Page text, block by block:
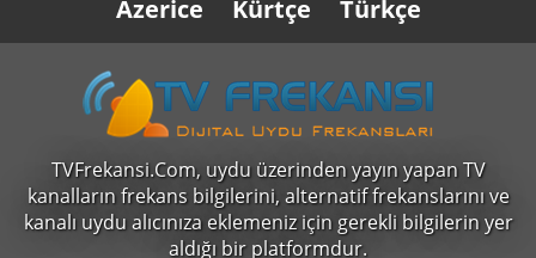
Azerice Kürtçe Türkçe
TVFrekansi.Com,uydu üzerinden yayın yapan TV
kanalların frekans bilgilerini, alternatif frekanslarını ve
kanalı uydu alıcınıza eklemeniz için gerekli bilgilerin yer
aldığı bir platformdur.